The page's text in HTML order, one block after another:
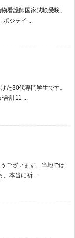
看護師国家試験受験、
ポジテイ ...
た30代専門学生です。
合計11 ...
ございます。当地では
、本当に祈 ...